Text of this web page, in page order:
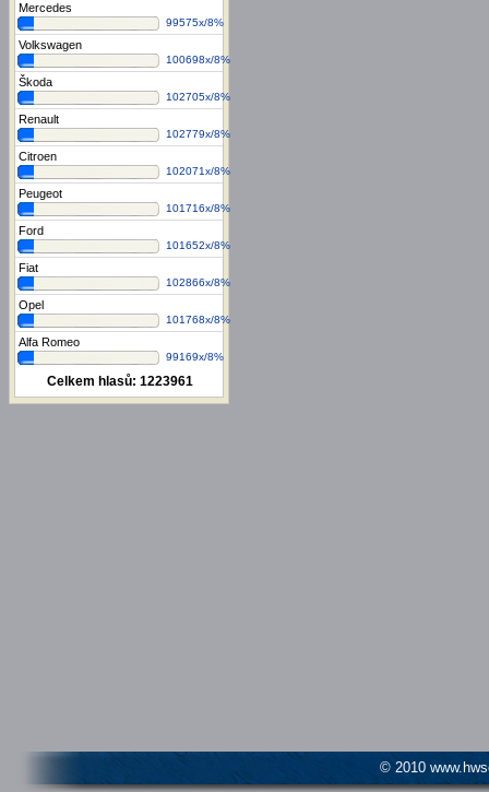
Mercedes
99575x/8%
Volkswagen
100698x/8%
Škoda
102705x/8%
Renault
102779x/8%
Citroen
102071x/8%
Peugeot
101716x/8%
Ford
101652x/8%
Fiat
102866x/8%
Opel
101768x/8%
Alfa Romeo
99169x/8%
Celkem hlasů: 1223961
© 2010